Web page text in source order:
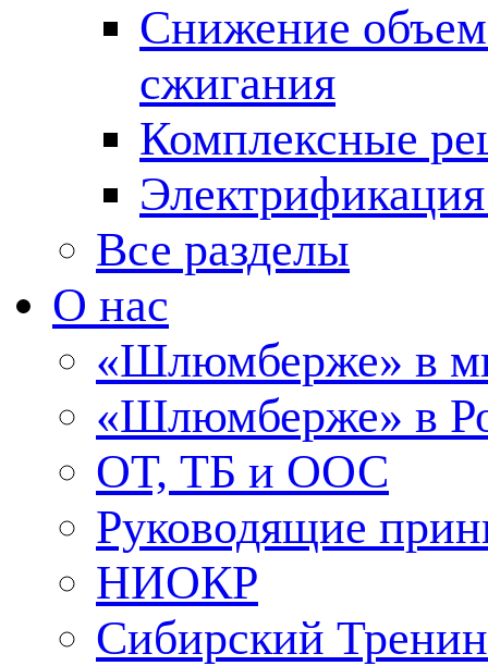
Снижение
сжигания
Комплексные
Все разделы
О нас
«Шлюмберже» в
«Шлюмберже» в
ОТ, ТБ и ООС
Руководящие
НИОКР
Сибирский